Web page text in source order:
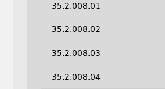
35.2.008.01
35.2.008.02
35.2.008.03
35.2.008.04